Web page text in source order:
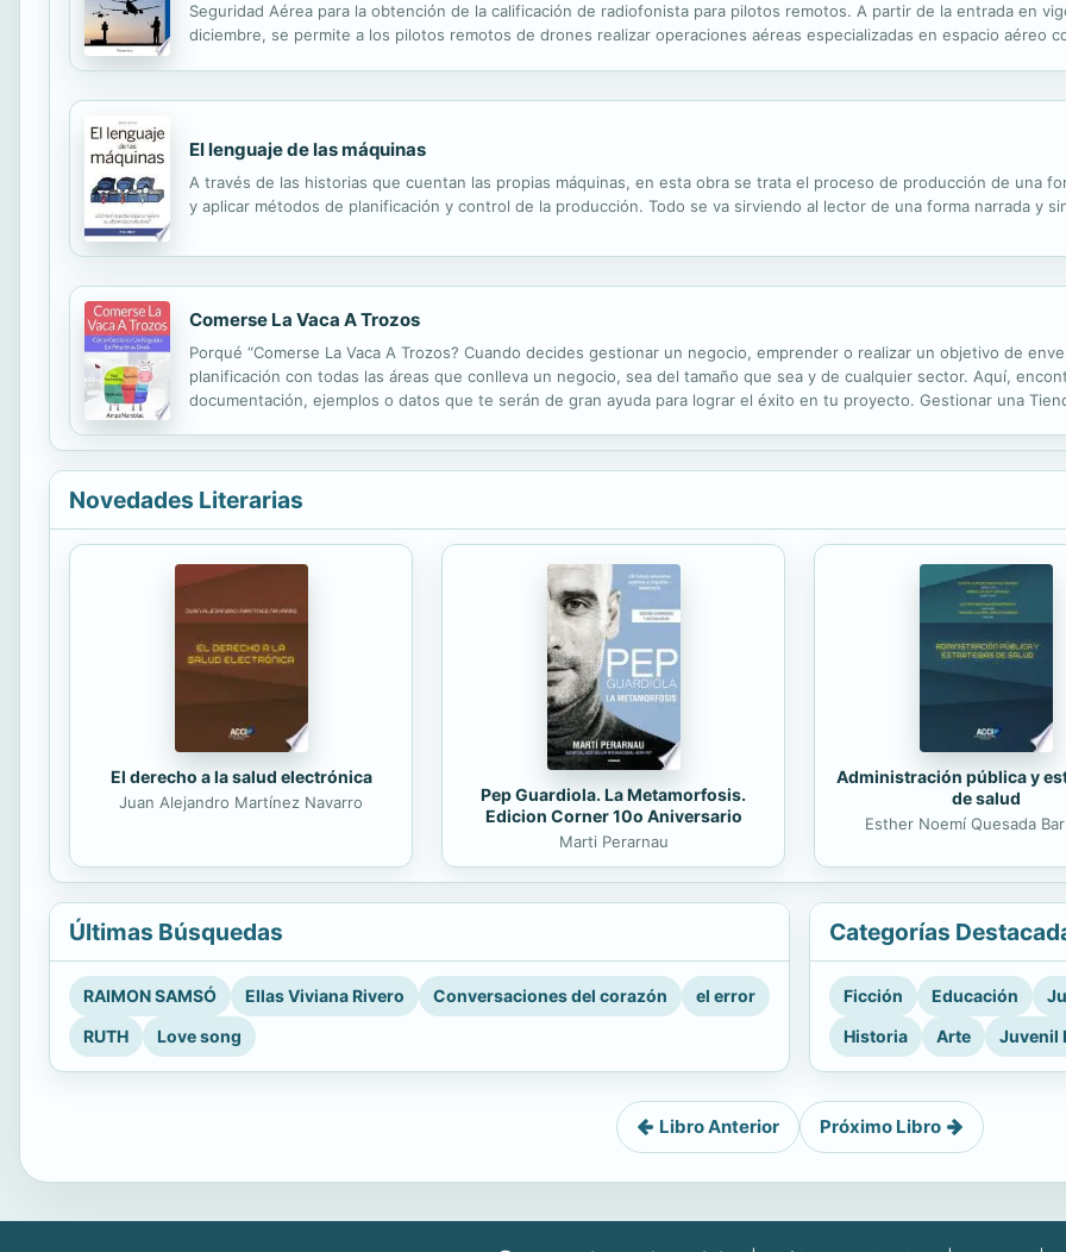
Seguridad Aérea para la obtención de la calificación de radiofonista para pilotos remotos. A partir de la entrada en
diciembre, se permite a los pilotos remotos de drones realizar operaciones aéreas especializadas en espacio aéreo
El lenguaje de las máquinas
A través de las historias que cuentan las propias máquinas, en esta obra se trata el proceso de producción de una
y aplicar métodos de planificación y control de la producción. Todo se va sirviendo al lector de una forma narrada y
Comerse La Vaca A Trozos
Porqué “Comerse La Vaca A Trozos? Cuando decides gestionar un negocio, emprender o realizar un objetivo de
planificación con todas las áreas que conlleva un negocio, sea del tamaño que sea y de cualquier sector. Aquí,
documentación, ejemplos o datos que te serán de gran ayuda para lograr el éxito en tu proyecto. Gestionar una
Novedades Literarias
El derecho a la salud electrónica
Juan Alejandro Martínez Navarro
Pep Guardiola. La Metamorfosis.
Edicion Corner 10o Aniversario
Marti Perarnau
Administración pública y
de salud
Esther Noemí Quesada
Últimas Búsquedas
RAIMON SAMSÓ Ellas Viviana Rivero Conversaciones del corazón
el error
RUTH
Love song
Categorías
Ficción Educación
Historia
Arte Juvenil
Libro Anterior Próximo Libro